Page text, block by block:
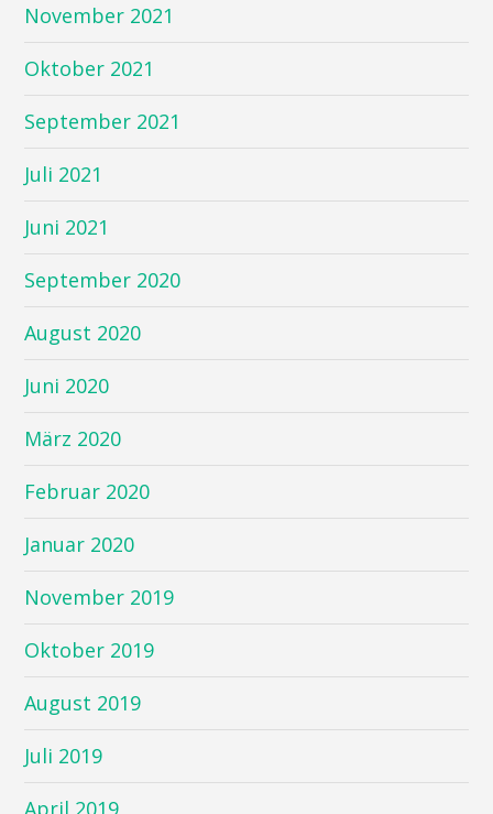
November 2021
Oktober 2021
September 2021
Juli 2021
Juni 2021
September 2020
August 2020
Juni 2020
März 2020
Februar 2020
Januar 2020
November 2019
Oktober 2019
August 2019
Juli 2019
April 2019